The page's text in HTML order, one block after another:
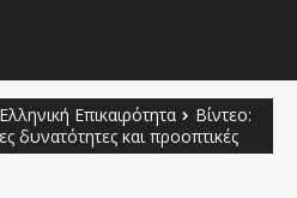
Ελληνική Επικαιρότητα
Βίντεο:
δυνατότητες και προοπτικές